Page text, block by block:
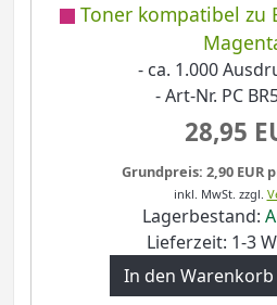
Toner kompatibel zu
- ca. 1.000
- Art-Nr. PC
28,95
Grundpreis: 2,90 EUR
inkl. MwSt. zzgl.
Lagerbestand:
Lieferzeit: 1-3
In den Warenkorb